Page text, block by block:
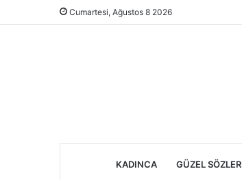
Cumartesi, Ağustos 8 2026
KADINCA GÜZEL SÖZLER